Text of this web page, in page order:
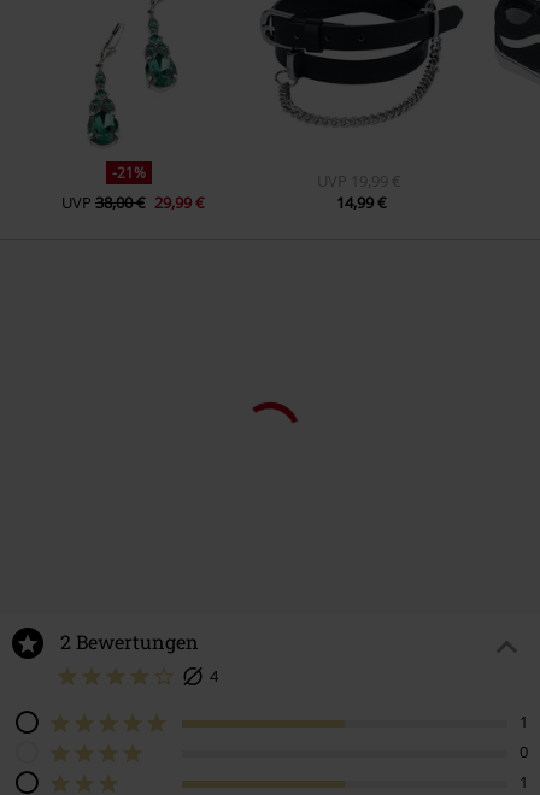
-21%
UVP 38,00 € 29,99 €
UVP
19,99 €
14,99 €
2 Bewertungen
4
1
0
1